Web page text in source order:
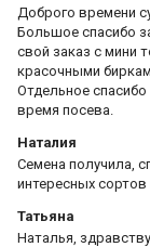
Доброго времени
Большое спасибо
свой заказ с мини
красочными
Отдельное
время посева.
Наталия
Семена получила,
интересных
Татьяна
Наталья,